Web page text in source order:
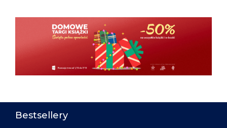
Bestsellery